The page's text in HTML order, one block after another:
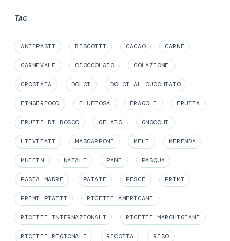
Tag
ANTIPASTI BISCOTTI CACAO CARNE
CARNEVALE CIOCCOLATO COLAZIONE
CROSTATA DOLCI DOLCI AL CUCCHIAIO
FINGERFOOD FLUFFOSA FRAGOLE FRUTTA
FRUTTI DI BOSCO GELATO GNOCCHI
LIEVITATI MASCARPONE MELE MERENDA
MUFFIN NATALE PANE PASQUA
PASTA MADRE PATATE PESCE PRIMI
PRIMI PIATTI RICETTE AMERICANE
RICETTE INTERNAZIONALI RICETTE MARCHIGIANE
RICETTE REGIONALI RICOTTA RISO